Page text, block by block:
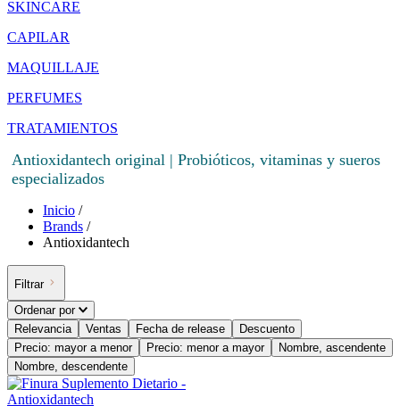
SKINCARE
CAPILAR
MAQUILLAJE
PERFUMES
TRATAMIENTOS
Antioxidantech original | Probióticos, vitaminas y sueros
especializados
Inicio /
Brands /
Antioxidantech
Filtrar
Ordenar por
Relevancia
Ventas Fecha de release
Descuento
Precio: mayor a menor
Precio: menor a mayor
Nombre, ascendente
Nombre, descendente